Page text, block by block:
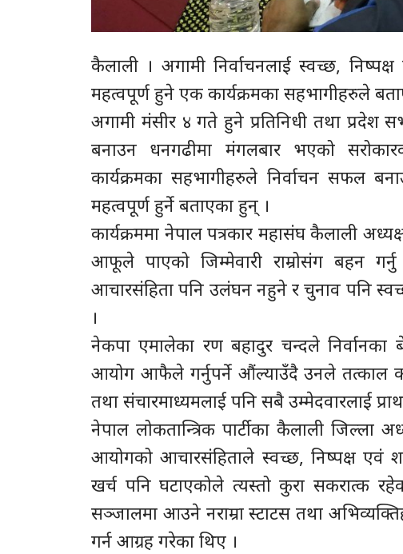
कैलाली । अगामी निर्वाचनलाई स्वच्छ,
महत्वपूर्ण हुने एक कार्यक्रमका सहभागीहरुले
अगामी मंसीर ४ गते हुने प्रतिनिधी तथा प्रदेश
बनाउन धनगढीमा मंगलबार भएको
कार्यक्रमका सहभागीहरुले निर्वाचन सफल
महत्वपूर्ण हुर्ने बताएका हुन् ।
कार्यक्रममा नेपाल पत्रकार महासंघ कैलाली
आफूले पाएको जिम्मेवारी राम्रोसंग बहन
आचारसंहिता पनि उलंघन नहुने र चुनाव पनि
।
नेकपा एमालेका रण बहादुर चन्दले
आयोग आफैले गर्नुपर्ने औंल्याउँदै उनले तत्काल
तथा संचारमाध्यमलाई पनि सबै उम्मेदवारलाई
नेपाल लोकतान्त्रिक पार्टीका कैलाली जिल्ला
आयोगको आचारसंहिताले स्वच्छ, निष्पक्ष एवं
खर्च पनि घटाएकोले त्यस्तो कुरा सकरात्क
सञ्जालमा आउने नराम्रा स्टाटस तथा
गर्न आग्रह गरेका थिए ।